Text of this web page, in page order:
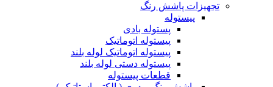
تجهیزات پاشش رنگ
پیستوله
پستوله بادی
پیستوله اتوماتیک
پیستوله اتوماتیک لوله بلند
پیستوله دستی لوله بلند
قطعات پیستوله